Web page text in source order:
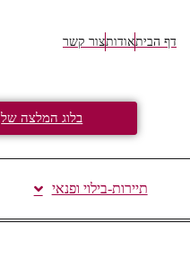
דף הביתאודותצור קשר
בלוג המלצה של
תיירות-בילוי ופנאי